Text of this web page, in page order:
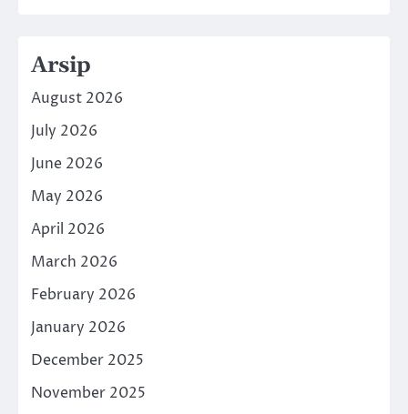
Arsip
August 2026
July 2026
June 2026
May 2026
April 2026
March 2026
February 2026
January 2026
December 2025
November 2025